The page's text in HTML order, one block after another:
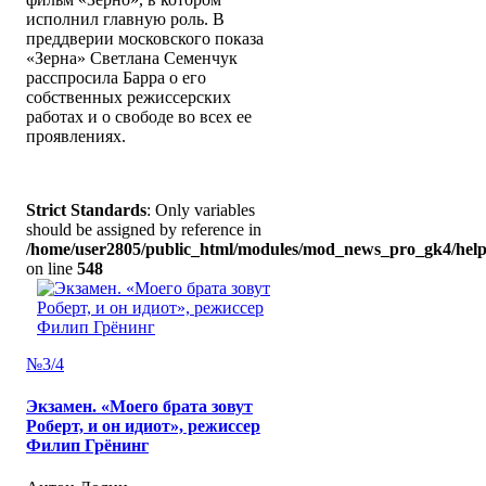
исполнил главную роль. В
преддверии московского показа
«Зерна» Светлана Семенчук
расспросила Барра о его
собственных режиссерских
работах и о свободе во всех ее
проявлениях.
Strict Standards: Only variables
should be assigned by reference in
/home/user2805/public_html/modules/mod_news_pro_gk4/
on line 548
№3/4
Экзамен. «Моего брата зовут
Роберт, и он идиот», режиссер
Филип Грёнинг